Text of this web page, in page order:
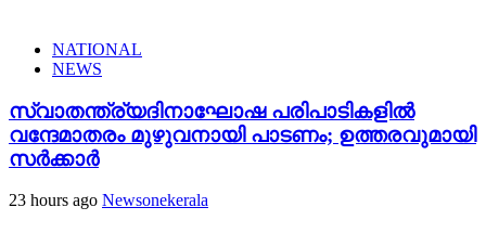
NATIONAL
NEWS
സ്വാതന്ത്ര്യദിനാഘോഷ പരിപാടികളിൽ
വന്ദേമാതരം മുഴുവനായി പാടണം; ഉത്തരവുമായി
സർക്കാർ
23 hours ago Newsonekerala